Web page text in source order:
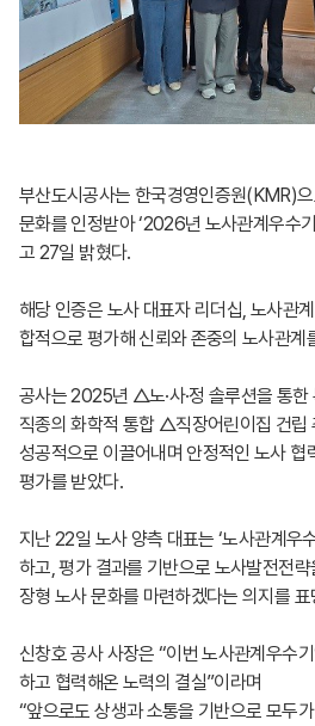
부산도시공사는 한국경영인증원(KMR)
문화를 인정받아 ‘2026년 노사관계우수
고 27일 밝혔다.
해당 인증은 노사 대표자 리더십, 노사관
합적으로 평가해 신뢰와 존중의 노사관계
공사는 2025년 △노·사·정 솔루션을 통
직종의 화학적 통합 △직장어린이집 건립
성공적으로 이끌어내며 안정적인 노사 협
평가를 받았다.
지난 22일 노사 양측 대표는 ‘노사관계우
하고, 평가 결과를 기반으로 노사발전전
장형 노사 문화를 마련하겠다는 의지를 표
신창호 공사 사장은 “이번 노사관계우수
하고 협력해온 노력의 결실”이라며
“앞으로도 상생과 소통을 기반으로 모두